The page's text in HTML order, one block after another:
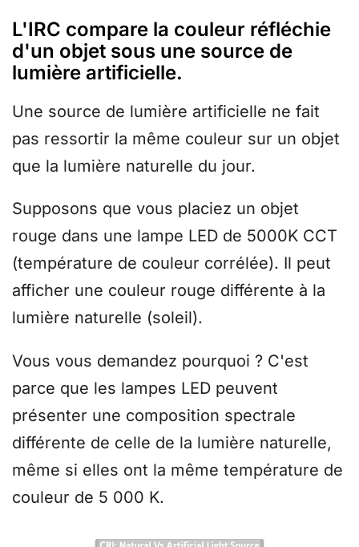
L'IRC compare la couleur réfléchie
d'un objet sous une source de
lumière artificielle.
Une source de lumière artificielle ne fait
pas ressortir la même couleur sur un objet
que la lumière naturelle du jour.
Supposons que vous placiez un objet
rouge dans une lampe LED de 5000K CCT
(température de couleur corrélée). Il peut
afficher une couleur rouge différente à la
lumière naturelle (soleil).
Vous vous demandez pourquoi ? C'est
parce que les lampes LED peuvent
présenter une composition spectrale
différente de celle de la lumière naturelle,
même si elles ont la même température de
couleur de 5 000 K.